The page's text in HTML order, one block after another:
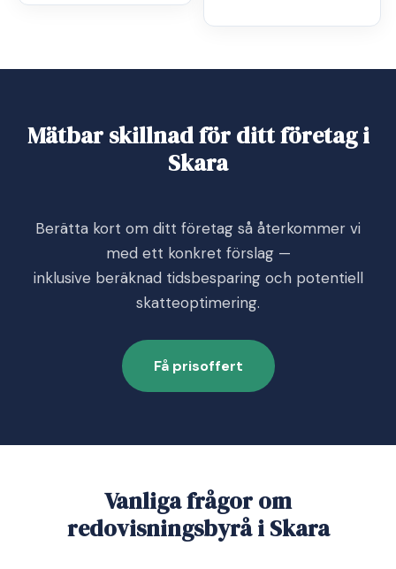
Mätbar skillnad för ditt företag i
Skara
Berätta kort om ditt företag så återkommer vi
med ett konkret förslag —
inklusive beräknad tidsbesparing och potentiell
skatteoptimering.
Få prisoffert
Vanliga frågor om
redovisningsbyrå i Skara